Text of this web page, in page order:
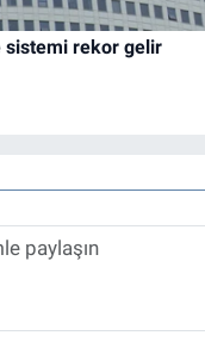
sistemi rekor gelir